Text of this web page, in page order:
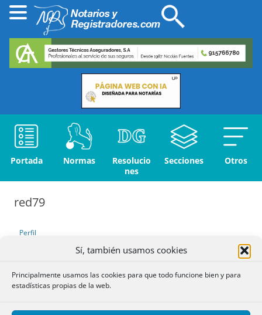
Sí, también usamos cookies
Principalmente usamos las cookies para que todo funcione bien y para
estadísticas propias de la web.
Portada Normas
Resolucio
nes
Secciones Otros
red79
Perfil
Debates iniciados
Respuestas creadas
Participaciones
Favoritos